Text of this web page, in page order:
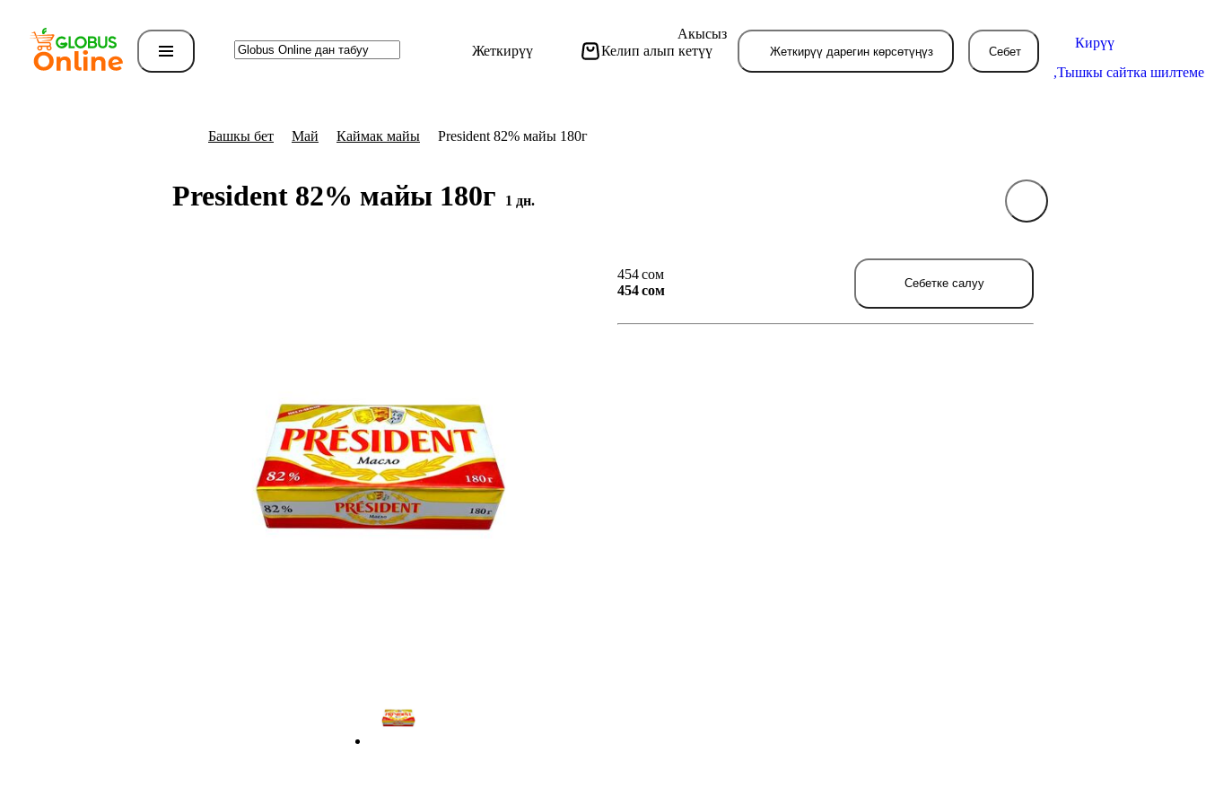
Жеткирүү Келип алып кетүү
Акысыз
Жеткирүү дарегин көрсөтүңүз Себет
Кирүү
,Тышкы сайтка шилтеме
Башкы бет Май Каймак майы President 82% майы 180г
President 82% майы 180г 1 дн.
454 сом
454 сом
Себетке салуу
Бул жерде сиз буйрутма берген
товарлар пайда болот.